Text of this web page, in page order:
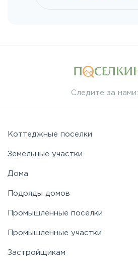
Новорижское
Носовихинское
Рогачёвское
Следите за нами:
Коттеджные поселки
Земельные участки
Дома
Подряды домов
Промышленные поселки
Промышленные участки
Застройщикам